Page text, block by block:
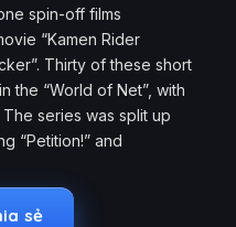
spin-off films
“Kamen Rider
Thirty of these short
the “World of Net”, with
series was split up
“Petition!” and
sẻ